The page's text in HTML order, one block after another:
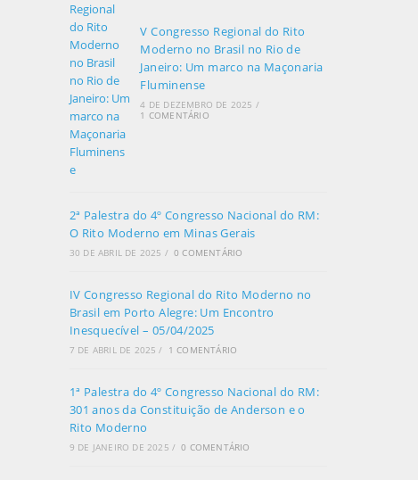
V Congresso Regional do Rito
Moderno no Brasil no Rio de
Janeiro: Um marco na Maçonaria
Fluminense
4 DE DEZEMBRO DE 2025 /
1 COMENTÁRIO
2ª Palestra do 4º Congresso Nacional do RM:
O Rito Moderno em Minas Gerais
30 DE ABRIL DE 2025 / 0 COMENTÁRIO
IV Congresso Regional do Rito Moderno no
Brasil em Porto Alegre: Um Encontro
Inesquecível – 05/04/2025
7 DE ABRIL DE 2025 / 1 COMENTÁRIO
1ª Palestra do 4º Congresso Nacional do RM:
301 anos da Constituição de Anderson e o
Rito Moderno
9 DE JANEIRO DE 2025 / 0 COMENTÁRIO